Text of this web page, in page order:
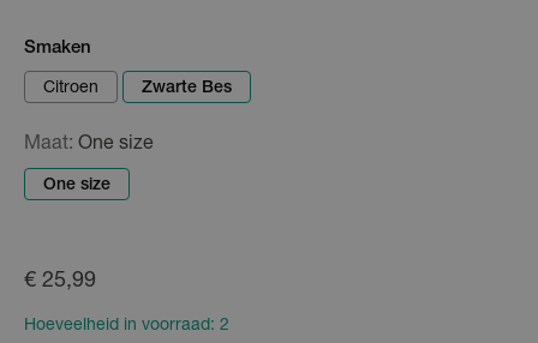
Smaken
Citroen Zwarte Bes
Maat: One size
One size
€ 25,99
Hoeveelheid in voorraad: 2